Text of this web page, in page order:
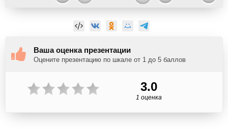
Ваша оценка презентации
Оцените презентацию по шкале от 1 до 5 баллов
3.0
1 оценка